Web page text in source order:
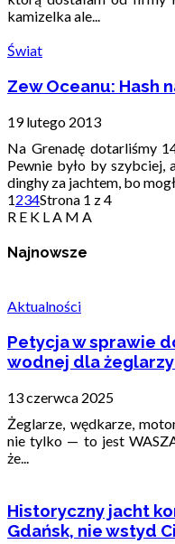
kamizelka ale...
Świat
Zew Oceanu: Hash
19 lutego 2013
Na Grenadę dotarliśmy
Pewnie było by szybciej,
dinghy za jachtem, bo
1234Strona 1 z 4
R E K L A M A
Najnowsze
Aktualności
Petycja w sprawie
wodnej dla
13 czerwca 2025
Żeglarze, wędkarze,
nie tylko — to jest
że...
Historyczny jacht
Gdańsk, nie wstyd